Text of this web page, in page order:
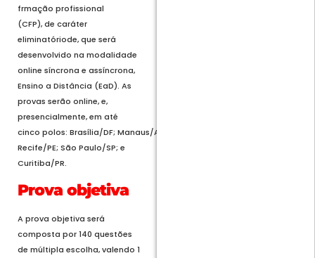
frmação profissional
(CFP), de caráter
eliminatóriode, que será
desenvolvido na modalidade
online síncrona e assíncrona,
Ensino a Distância (EaD). As
provas serão online, e,
presencialmente, em até
cinco polos: Brasília/DF; Manaus/AM;
Recife/PE; São Paulo/SP; e
Curitiba/PR.
Prova objetiva
A prova objetiva será
composta por 140 questões
de múltipla escolha, valendo 1